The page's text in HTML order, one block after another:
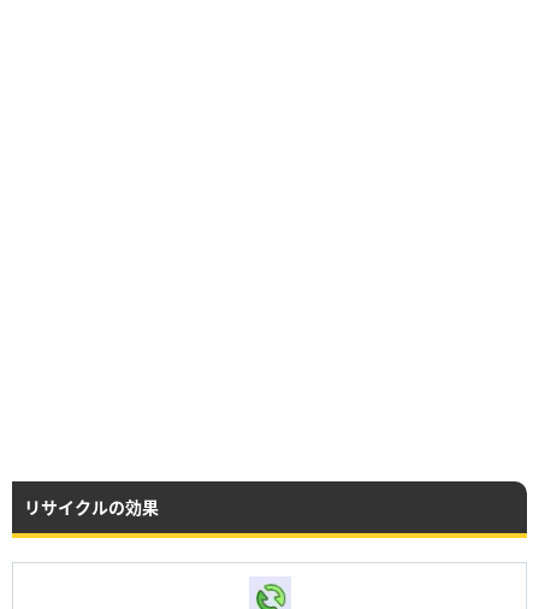
リサイクルの効果